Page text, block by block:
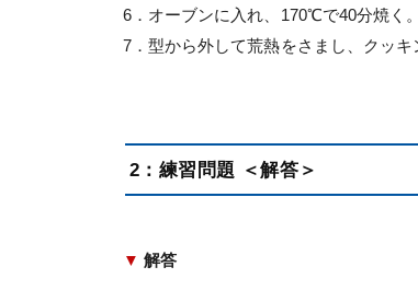
6．オーブンに入れ、170℃で40分焼く
7．型から外して荒熱をさまし、クッキ
2：練習問題 ＜解答＞
▼ 解答